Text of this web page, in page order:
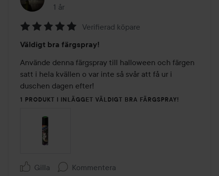
1 år
Inlägget skapades 1 år
5
av
5
Verifierad köpare
Väldigt bra färgspray!
Använde denna färgspray till halloween och färgen
satt i hela kvällen o var inte så svår att få ur i
duschen dagen efter!
1 PRODUKT I INLÄGGET VÄLDIGT BRA FÄRGSPRAY!
Gilla Kommentera